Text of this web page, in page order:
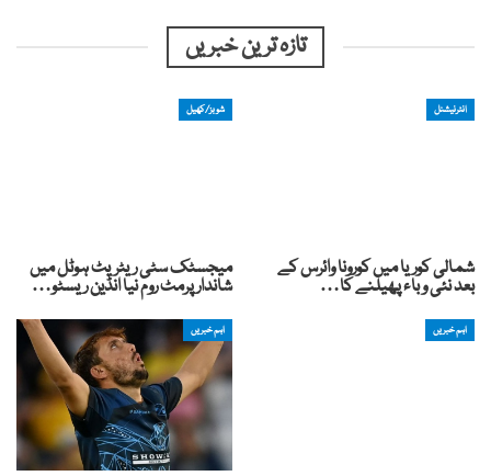
تازہ ترین خبریں
انٹرنیشنل
شمالی کوریا میں کورونا وائرس کے
بعد نئی وباء پھیلنے کا…
شوبز/کھیل
میجسٹک سٹی ریٹریٹ ہوٹل میں
شاندارپرمٹ روم نیا انڈین ریسٹو…
اہم خبریں اہم خبریں